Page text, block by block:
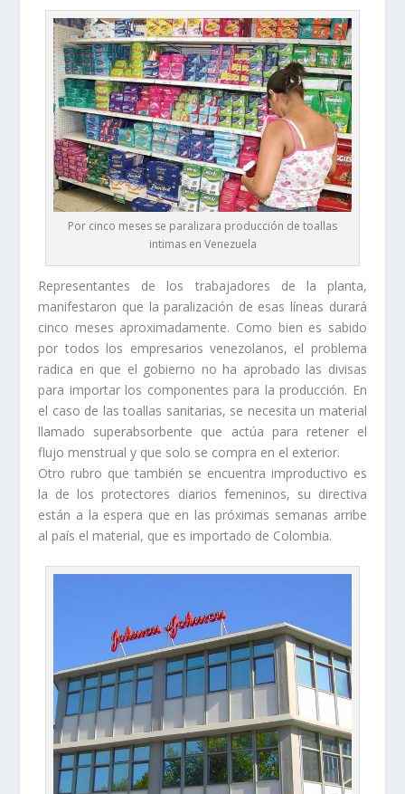
Por cinco meses se paralizara producción de toallas
intimas en Venezuela
Representantes de los trabajadores de la planta,
manifestaron que la paralización de esas líneas durará
cinco meses aproximadamente. Como bien es sabido
por todos los empresarios venezolanos, el problema
radica en que el gobierno no ha aprobado las divisas
para importar los componentes para la producción. En
el caso de las toallas sanitarias, se necesita un material
llamado superabsorbente que actúa para retener el
flujo menstrual y que solo se compra en el exterior.
Otro rubro que también se encuentra improductivo es
la de los protectores diarios femeninos, su directiva
están a la espera que en las próximas semanas arribe
al país el material, que es importado de Colombia.